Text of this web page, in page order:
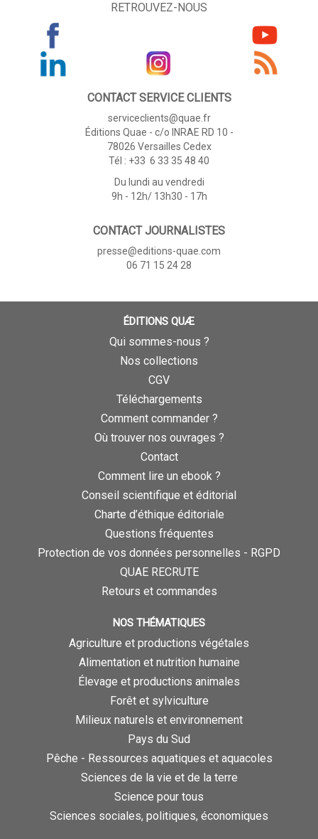
RETROUVEZ-NOUS
CONTACT SERVICE CLIENTS
serviceclients@quae.fr
Éditions Quae - c/o INRAE RD 10 -
78026 Versailles Cedex
Tél : +33 6 33 35 48 40
Du lundi au vendredi
9h - 12h/ 13h30 - 17h
CONTACT JOURNALISTES
presse@editions-quae.com
06 71 15 24 28
ÉDITIONS QUÆ
Qui sommes-nous ?
Nos collections
CGV
Téléchargements
Comment commander ?
Où trouver nos ouvrages ?
Contact
Comment lire un ebook ?
Conseil scientifique et éditorial
Charte d’éthique éditoriale
Questions fréquentes
Protection de vos données personnelles - RGPD
QUAE RECRUTE
Retours et commandes
NOS THÉMATIQUES
Agriculture et productions végétales
Alimentation et nutrition humaine
Élevage et productions animales
Forêt et sylviculture
Milieux naturels et environnement
Pays du Sud
Pêche - Ressources aquatiques et aquacoles
Sciences de la vie et de la terre
Science pour tous
Sciences sociales, politiques, économiques